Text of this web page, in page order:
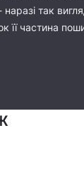
так
її частина